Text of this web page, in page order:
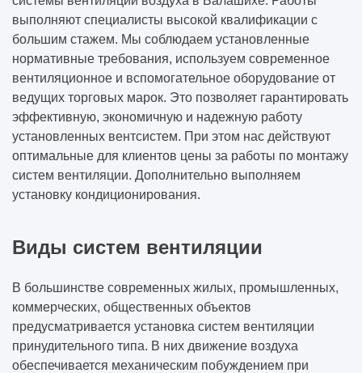
выполняют специалисты высокой квалификации с
большим стажем. Мы соблюдаем установленные
нормативные требования, используем современное
вентиляционное и вспомогательное оборудование от
ведущих торговых марок. Это позволяет гарантировать
эффективную, экономичную и надежную работу
установленных вентсистем. При этом нас действуют
оптимальные для клиентов цены за работы по монтажу
систем вентиляции. Дополнительно выполняем
установку кондиционирования.
Виды систем вентиляции
В большинстве современных жилых, промышленных,
коммерческих, общественных объектов
предусматривается установка систем вентиляции
принудительного типа. В них движение воздуха
обеспечивается механическим побуждением при